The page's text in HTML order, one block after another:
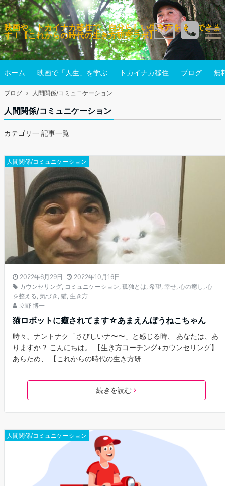
映画や、トカイナカ移住で、自分らしい生き方を発見できま
す！【これからの時代の生き方研究ラボ】
Menu
ホーム 映画で「人生」を学ぶ トカイナカ移住 ブログ 無
ブログ 人間関係/コミュニケーション
人間関係/コミュニケーション
カテゴリ一 記事一覧
人間関係/コミュニケーション
2022年6月29日
2022年10月16日
カウンセリング コミュニケーション 孤独とは 希望 幸せ 心の癒し 心
を整える 気づき 猫 生き方
立野 博一
猫ロボットに癒されてます☆あまえんぼうねこちゃん
時々、ナントナク「さびしいナ〜〜」と感じる時、 あなたは、あ
りますか？ こんにちは。 【生き方コーチング+カウンセリング】
あらため、 【これからの時代の生き方研
続きを読む
人間関係/コミュニケーション